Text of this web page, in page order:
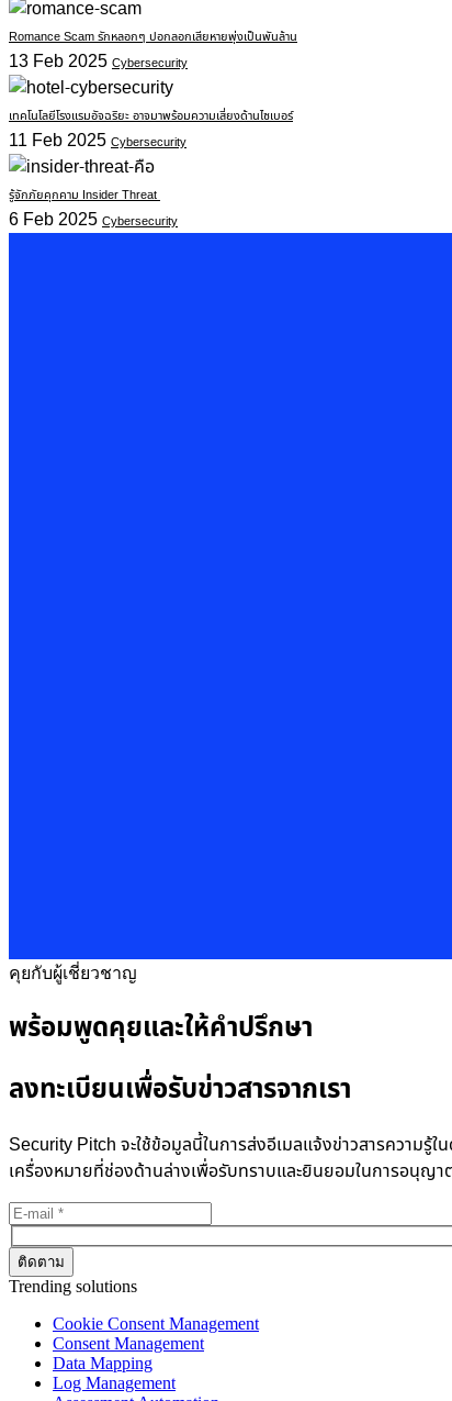
Romance Scam รักหลอกๆ ปอกลอกเสียหายพุ่งเป็นพันล้าน
13 Feb 2025 Cybersecurity
เทคโนโลยีโรงแรมอัจฉริยะ อาจมาพร้อมความเสี่ยงด้านไซเบอร์
11 Feb 2025 Cybersecurity
รู้จักภัยคุกคาม Insider Threat
6 Feb 2025 Cybersecurity
คุยกับผู้เชี่ยวชาญ
พร้อมพูดคุยและให้คำปรึกษา
ลงทะเบียนเพื่อรับข่าวสารจากเรา
Security Pitch จะใช้ข้อมูลนี้ในการส่งอีเมลแจ้งข่าวสารความ
เครื่องหมายที่ช่องด้านล่างเพื่อรับทราบและยินยอมในการอนุญ
Trending solutions
Cookie Consent Management
Consent Management
Data Mapping
Log Management